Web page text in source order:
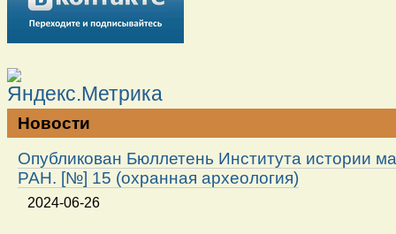
Новости
Опубликован Бюллетень Института истории
РАН. [№] 15 (охранная археология)
2024-06-26